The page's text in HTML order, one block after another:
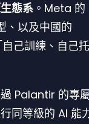
態系 。Meta 的
、以及中國的
己訓練、自己托
Palantir 的專
同等級的 AI 能